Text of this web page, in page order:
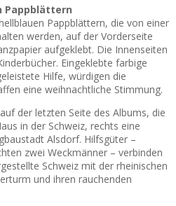
Pappblättern
Pappblättern, die von einer
werden, auf der Vorderseite
aufgeklebt. Die Innenseiten
Eingeklebte farbige
Hilfe, würdigen die
eine weihnachtliche Stimmung.
der letzten Seite des Albums, die
in der Schweiz, rechts eine
Alsdorf. Hilfsgüter –
zwei Weckmänner – verbinden
Schweiz mit der rheinischen
und ihren rauchenden